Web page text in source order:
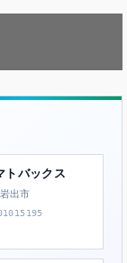
トバックス
出市